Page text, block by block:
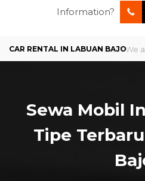
Information?
and competitive rates? We are
Sewa Mobil
Tipe